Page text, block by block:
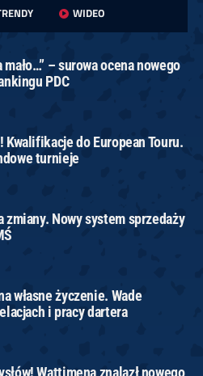
WIDEO
mało…” – surowa ocena nowego
PDC
Kwalifikacje do European Touru.
turnieje
zmiany. Nowy system sprzedaży
własne życzenie. Wade
i pracy dartera
Wattimena znalazł nowego